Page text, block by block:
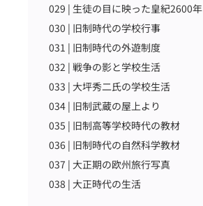
029 | 生徒の目に映った皇紀2600年
030 | 旧制時代の学校行事
031 | 旧制時代の外遊制度
032 | 戦争の影と学校生活
033 | 大坪秀二氏の学校生活
034 | 旧制武蔵の屋上より
035 | 旧制高等学校時代の教材
036 | 旧制時代の自然科学教材
037 | 大正期の欧州旅行写真
038 | 大正時代の生活